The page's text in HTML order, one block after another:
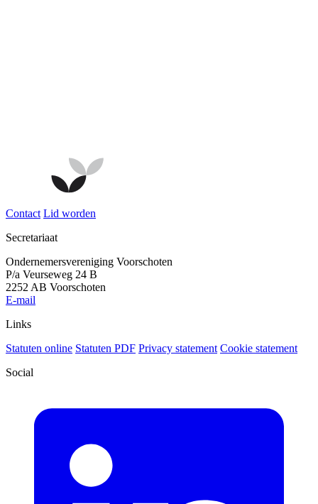
Contact Lid worden
Secretariaat
Ondernemersvereniging Voorschoten
P/a Veurseweg 24 B
2252 AB Voorschoten
E-mail
Links
Statuten online Statuten PDF Privacy statement Cookie statement
Social